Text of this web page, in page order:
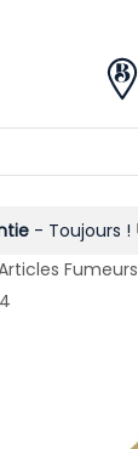
Toujours !
Fumeurs